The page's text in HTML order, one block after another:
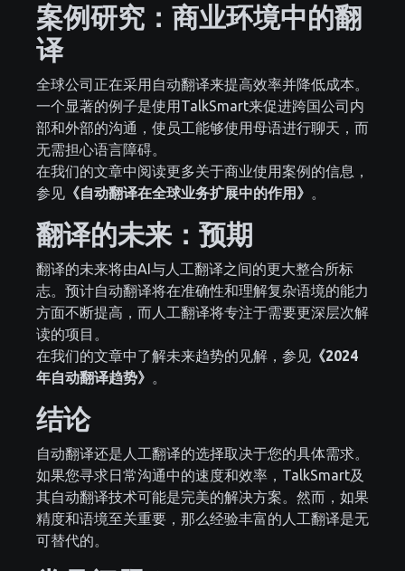
案例研究：商业环境中的翻
译
全球公司正在采用自动翻译来提高效率并降低成本。
一个显著的例子是使用TalkSmart来促进跨国公司内
部和外部的沟通，使员工能够使用母语进行聊天，而
无需担心语言障碍。
在我们的文章中阅读更多关于商业使用案例的信息，
参见 《自动翻译在全球业务扩展中的作用》
翻译的未来：预期
翻译的未来将由AI与人工翻译之间的更大整合所标
志。预计自动翻译将在准确性和理解复杂语境的能力
方面不断提高，而人工翻译将专注于需要更深层次解
读的项目。
在我们的文章中了解未来趋势的见解，参见 《2024
年自动翻译趋势》
结论
自动翻译还是人工翻译的选择取决于您的具体需求。
如果您寻求日常沟通中的速度和效率，TalkSmart及
其自动翻译技术可能是完美的解决方案。然而，如果
精度和语境至关重要，那么经验丰富的人工翻译是无
可替代的。